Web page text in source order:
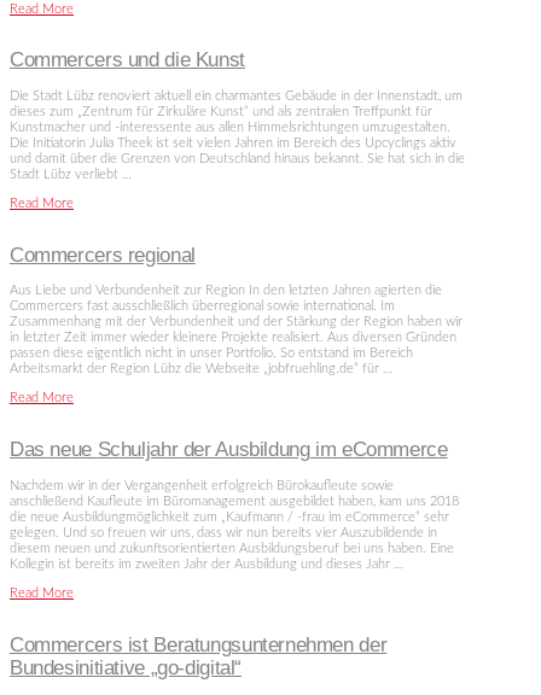
Read More
Commercers und die Kunst
Die Stadt Lübz renoviert aktuell ein charmantes Gebäude in der Innenstadt, um
dieses zum „Zentrum für Zirkuläre Kunst“ und als zentralen Treffpunkt für
Kunstmacher und -interessente aus allen Himmelsrichtungen umzugestalten.
Die Initiatorin Julia Theek ist seit vielen Jahren im Bereich des Upcyclings aktiv
und damit über die Grenzen von Deutschland hinaus bekannt. Sie hat sich in die
Stadt Lübz verliebt …
Read More
Commercers regional
Aus Liebe und Verbundenheit zur Region In den letzten Jahren agierten die
Commercers fast ausschließlich überregional sowie international. Im
Zusammenhang mit der Verbundenheit und der Stärkung der Region haben wir
in letzter Zeit immer wieder kleinere Projekte realisiert. Aus diversen Gründen
passen diese eigentlich nicht in unser Portfolio. So entstand im Bereich
Arbeitsmarkt der Region Lübz die Webseite „jobfruehling.de“ für …
Read More
Das neue Schuljahr der Ausbildung im eCommerce
Nachdem wir in der Vergangenheit erfolgreich Bürokaufleute sowie
anschließend Kaufleute im Büromanagement ausgebildet haben, kam uns 2018
die neue Ausbildungmöglichkeit zum „Kaufmann / -frau im eCommerce“ sehr
gelegen. Und so freuen wir uns, dass wir nun bereits vier Auszubildende in
diesem neuen und zukunftsorientierten Ausbildungsberuf bei uns haben. Eine
Kollegin ist bereits im zweiten Jahr der Ausbildung und dieses Jahr …
Read More
Commercers ist Beratungsunternehmen der
Bundesinitiative „go-digital“